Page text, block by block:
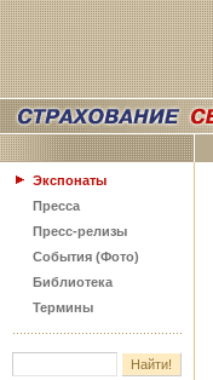
Экспонаты
Пресса
Пресс-релизы
События (Фото)
Библиотека
Термины